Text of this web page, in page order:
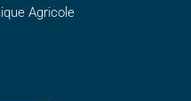
Agricole